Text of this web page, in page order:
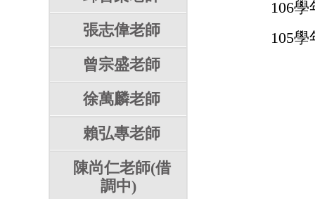
張志偉老師
曾宗盛老師
徐萬麟老師
賴弘專老師
陳尚仁老師(借
調中)
106學
105學